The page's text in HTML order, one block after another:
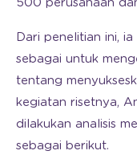
500 perusahaan
Dari penelitian ini,
sebagai untuk
tentang
kegiatan risetnya,
dilakukan analisis
sebagai berikut.